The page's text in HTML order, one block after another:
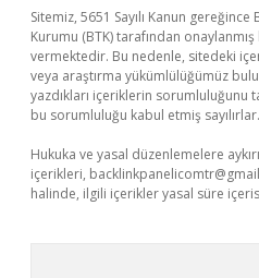
Sitemiz, 5651 Sayılı Kanun
Kurumu (BTK) tarafından
vermektedir. Bu nedenle, sitedeki
veya araştırma yükümlülüğümüz
yazdıkları içeriklerin sorumluluğunu
bu sorumluluğu kabul etmiş sayılırlar.
Hukuka ve yasal düzenlemelere
içerikleri,
halinde, ilgili içerikler yasal süre